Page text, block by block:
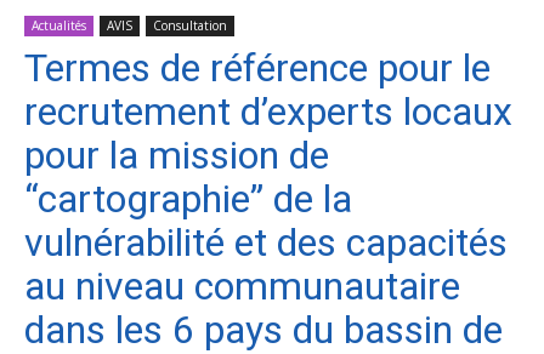
Actualités AVIS Consultation
Termes de référence pour le
recrutement d’experts locaux
pour la mission de
“cartographie” de la
vulnérabilité et des capacités
au niveau communautaire
dans les 6 pays du bassin de